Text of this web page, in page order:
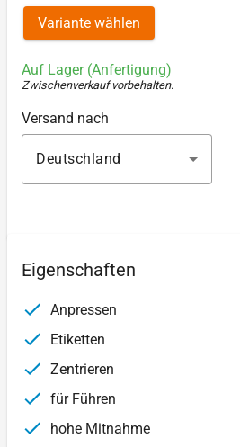
Variante wählen
Auf Lager (Anfertigung)
Zwischenverkauf vorbehalten.
Versand nach
Deutschland
Eigenschaften
Anpressen
Etiketten
Zentrieren
für Führen
hohe Mitnahme